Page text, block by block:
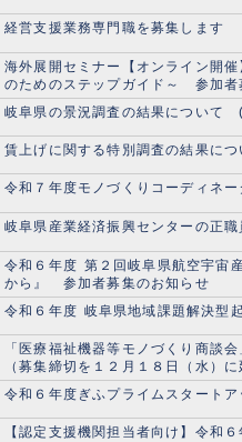
経営支援業務専門職を募集します
海外展開セミナー【オンライン開
のためのステップガイド～ 参加者
岐阜県の景況調査の結果について
賃上げに関する特別調査の結果に
令和７年度モノづくりコーディネ
岐阜県産業経済振興センターの正
令和６年度 第２回岐阜県航空宇宙
から』 参加者募集のお知らせ
令和６年度 岐阜県地域課題解決
「医療福祉機器等モノづくり商談
（募集締切を１２月１８日（水）
令和６年度ぎふプライムスタート
【認定支援機関担当者向け】令和